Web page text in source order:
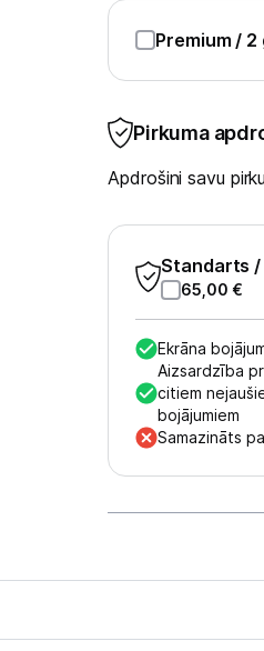
virtuves tehnika
atjaunota tehnika
un apmaksa
Pirkuma
Apdrošini savu
Standarts /
65,00 €
Ekrāna
Aizsardzība
citiem
bojājumiem
Samazināts
Premium / 2